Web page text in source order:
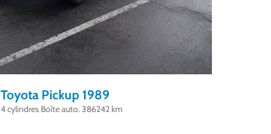
Toyota Pickup 1989
4 cylindres Boîte auto. 386242 km